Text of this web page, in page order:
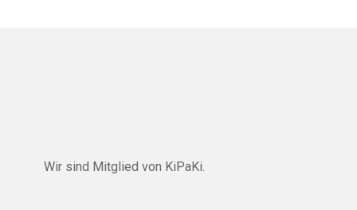
Wir sind Mitglied von KiPaKi.